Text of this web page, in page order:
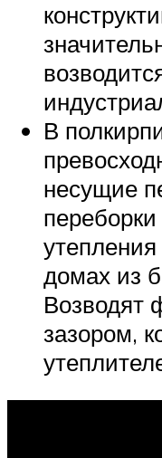
В
несущие
домах из
Возводят
зазором,